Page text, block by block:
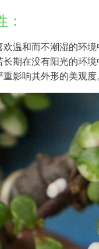
：
温和而不潮湿的环
长期在没有阳光的环
影响其外形的美观度